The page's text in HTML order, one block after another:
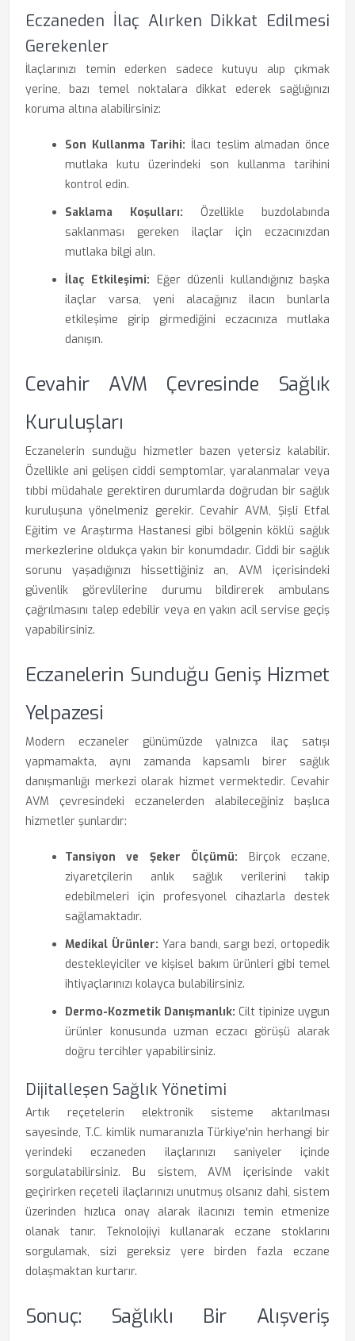
Eczaneden İlaç Alırken Dikkat Edilmesi
Gerekenler
İlaçlarınızı temin ederken sadece kutuyu alıp çıkmak
yerine, bazı temel noktalara dikkat ederek sağlığınızı
koruma altına alabilirsiniz:
Son Kullanma Tarihi: İlacı teslim almadan önce
mutlaka kutu üzerindeki son kullanma tarihini
kontrol edin.
Saklama Koşulları: Özellikle buzdolabında
saklanması gereken ilaçlar için eczacınızdan
mutlaka bilgi alın.
İlaç Etkileşimi: Eğer düzenli kullandığınız başka
ilaçlar varsa, yeni alacağınız ilacın bunlarla
etkileşime girip girmediğini eczacınıza mutlaka
danışın.
Cevahir AVM Çevresinde Sağlık
Kuruluşları
Eczanelerin sunduğu hizmetler bazen yetersiz kalabilir.
Özellikle ani gelişen ciddi semptomlar, yaralanmalar veya
tıbbi müdahale gerektiren durumlarda doğrudan bir sağlık
kuruluşuna yönelmeniz gerekir. Cevahir AVM, Şişli Etfal
Eğitim ve Araştırma Hastanesi gibi bölgenin köklü sağlık
merkezlerine oldukça yakın bir konumdadır. Ciddi bir sağlık
sorunu yaşadığınızı hissettiğiniz an, AVM içerisindeki
güvenlik görevlilerine durumu bildirerek ambulans
çağrılmasını talep edebilir veya en yakın acil servise geçiş
yapabilirsiniz.
Eczanelerin Sunduğu Geniş Hizmet
Yelpazesi
Modern eczaneler günümüzde yalnızca ilaç satışı
yapmamakta, aynı zamanda kapsamlı birer sağlık
danışmanlığı merkezi olarak hizmet vermektedir. Cevahir
AVM çevresindeki eczanelerden alabileceğiniz başlıca
hizmetler şunlardır:
Tansiyon ve Şeker Ölçümü: Birçok eczane,
ziyaretçilerin anlık sağlık verilerini takip
edebilmeleri için profesyonel cihazlarla destek
sağlamaktadır.
Medikal Ürünler: Yara bandı, sargı bezi, ortopedik
destekleyiciler ve kişisel bakım ürünleri gibi temel
ihtiyaçlarınızı kolayca bulabilirsiniz.
Dermo-Kozmetik Danışmanlık: Cilt tipinize uygun
ürünler konusunda uzman eczacı görüşü alarak
doğru tercihler yapabilirsiniz.
Dijitalleşen Sağlık Yönetimi
Artık reçetelerin elektronik sisteme aktarılması
sayesinde, T.C. kimlik numaranızla Türkiye'nin herhangi bir
yerindeki eczaneden ilaçlarınızı saniyeler içinde
sorgulatabilirsiniz. Bu sistem, AVM içerisinde vakit
geçirirken reçeteli ilaçlarınızı unutmuş olsanız dahi, sistem
üzerinden hızlıca onay alarak ilacınızı temin etmenize
olanak tanır. Teknolojiyi kullanarak eczane stoklarını
sorgulamak, sizi gereksiz yere birden fazla eczane
dolaşmaktan kurtarır.
Sonuç: Sağlıklı Bir Alışveriş